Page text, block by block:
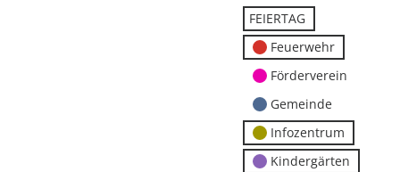
FEIERTAG
Feuerwehr
Förderverein
Gemeinde
Infozentrum
Kindergärten